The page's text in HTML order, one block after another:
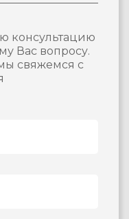
консультацию
Вас вопросу.
свяжемся с